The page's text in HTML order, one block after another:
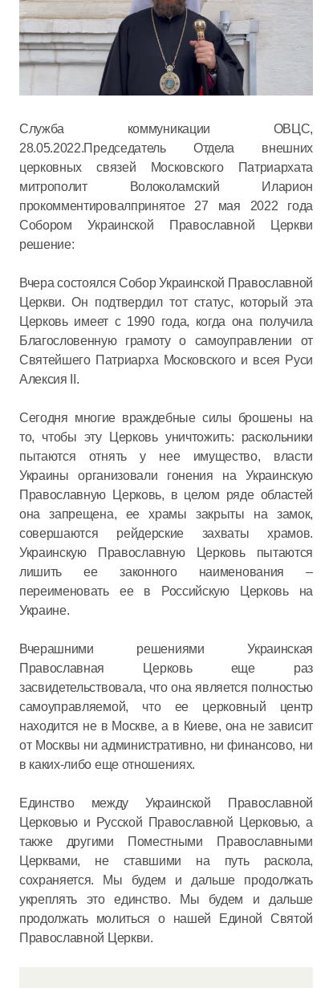
Служба коммуникации ОВЦС,
28.05.2022.Председатель Отдела внешних
церковных связей Московского Патриархата
митрополит Волоколамский Иларион
прокомментировалпринятое 27 мая 2022 года
Собором Украинской Православной Церкви
решение:
Вчера состоялся Собор Украинской Православной
Церкви. Он подтвердил тот статус, который эта
Церковь имеет с 1990 года, когда она получила
Благословенную грамоту о самоуправлении от
Святейшего Патриарха Московского и всея Руси
Алексия II.
Сегодня многие враждебные силы брошены на
то, чтобы эту Церковь уничтожить: раскольники
пытаются отнять у нее имущество, власти
Украины организовали гонения на Украинскую
Православную Церковь, в целом ряде областей
она запрещена, ее храмы закрыты на замок,
совершаются рейдерские захваты храмов.
Украинскую Православную Церковь пытаются
лишить ее законного наименования –
переименовать ее в Российскую Церковь на
Украине.
Вчерашними решениями Украинская
Православная Церковь еще раз
засвидетельствовала, что она является полностью
самоуправляемой, что ее церковный центр
находится не в Москве, а в Киеве, она не зависит
от Москвы ни административно, ни финансово, ни
в каких-либо еще отношениях.
Единство между Украинской Православной
Церковью и Русской Православной Церковью, а
также другими Поместными Православными
Церквами, не ставшими на путь раскола,
сохраняется. Мы будем и дальше продолжать
укреплять это единство. Мы будем и дальше
продолжать молиться о нашей Единой Святой
Православной Церкви.